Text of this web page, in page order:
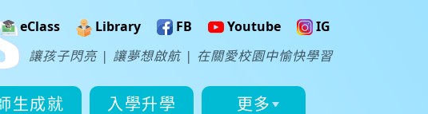
eClass Library FB Youtube
IG
讓孩子閃亮 | 讓夢想啟航 | 在關愛校園中愉快學習
生成就 入學升學 更多